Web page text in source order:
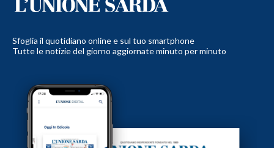
Sfoglia il quotidiano online e sul tuo smartphone
Tutte le notizie del giorno aggiornate minuto per minuto